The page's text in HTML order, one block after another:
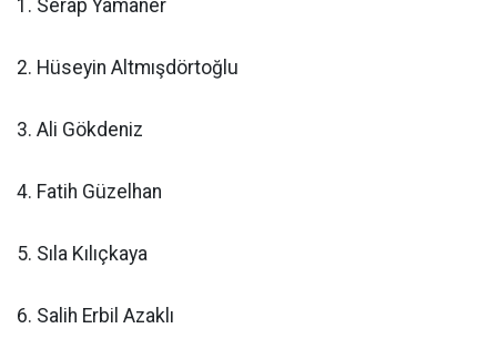
1. Serap Yamaner
2. Hüseyin Altmışdörtoğlu
3. Ali Gökdeniz
4. Fatih Güzelhan
5. Sıla Kılıçkaya
6. Salih Erbil Azaklı